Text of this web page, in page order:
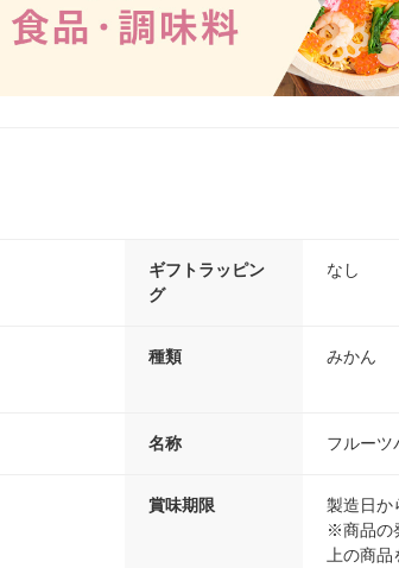
ギフトラッピン
グ
なし
種類 みかん
名称 フルーツ
賞味期限
製造日か
※商品の
上の商品